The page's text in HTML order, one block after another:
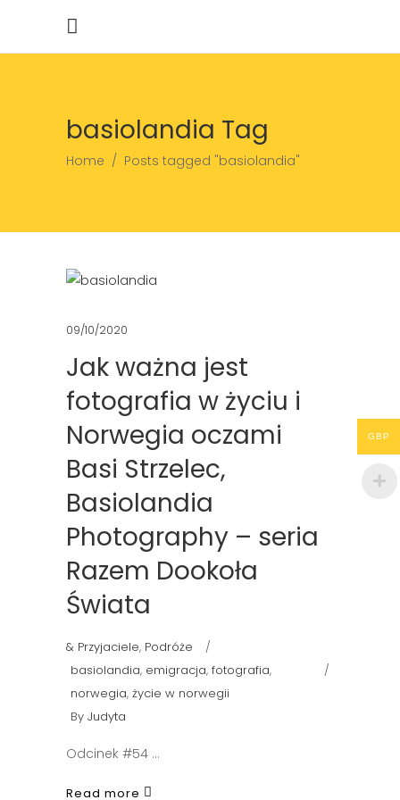
basiolandia Tag
Home / Posts tagged "basiolandia"
09/10/2020
Jak ważna jest
fotografia w życiu i
Norwegia oczami
Basi Strzelec,
Basiolandia
Photography – seria
Razem Dookoła
Świata
& Przyjaciele, Podróże
basiolandia, emigracja, fotografia,
norwegia, życie w norwegii
By Judyta
Odcinek #54
Read more
GBP